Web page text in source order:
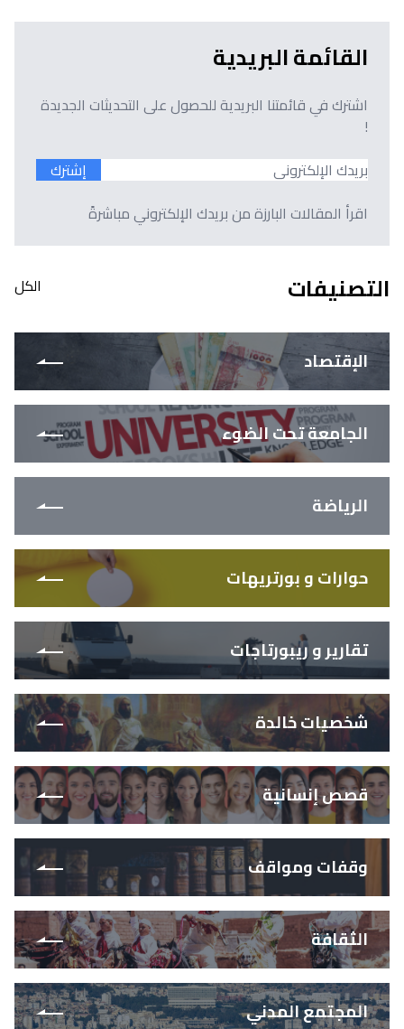
القائمة البريدية
اشترك في قائمتنا البريدية للحصول على التحديثات الجديدة
!
إشترك
اقرأ المقالات البارزة من بريدك الإلكتروني مباشرةً
التصنيفات الكل
الإقتصاد
الجامعة تحت الضوء
الرياضة
حوارات و بورتريهات
تقارير و ريبورتاجات
شخصيات خالدة
قصص إنسانية
وقفات ومواقف
الثقافة
المجتمع المدني